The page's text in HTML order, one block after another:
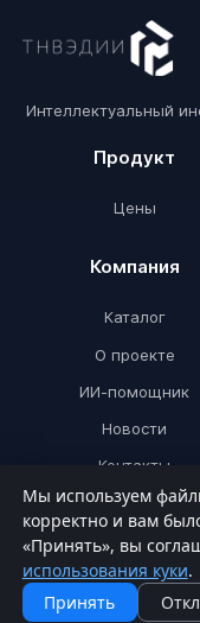
Интеллектуальный
Продукт
Цены
Компания
Каталог
О проекте
ИИ-помощник
Новости
Контакты
©
Пользовательское
Мы используем
корректно и вам
«Принять», вы
использования куки.
Принять